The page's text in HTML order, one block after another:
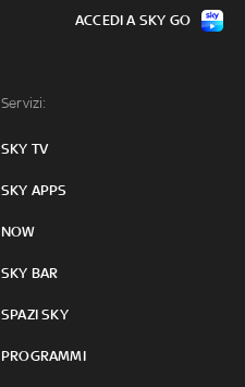
Servizi:
SKY TV
SKY APPS
NOW
SKY BAR
SPAZI SKY
PROGRAMMI
ACCEDI A SKY GO